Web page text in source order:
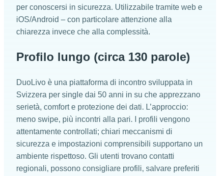
per conoscersi in sicurezza. Utilizzabile tramite web e
iOS/Android – con particolare attenzione alla
chiarezza invece che alla complessità.
Profilo lungo (circa 130 parole)
DuoLivo è una piattaforma di incontro sviluppata in
Svizzera per single dai 50 anni in su che apprezzano
serietà, comfort e protezione dei dati. L’approccio:
meno swipe, più incontri alla pari. I profili vengono
attentamente controllati; chiari meccanismi di
sicurezza e impostazioni comprensibili supportano un
ambiente rispettoso. Gli utenti trovano contatti
regionali, possono consigliare profili, salvare preferiti